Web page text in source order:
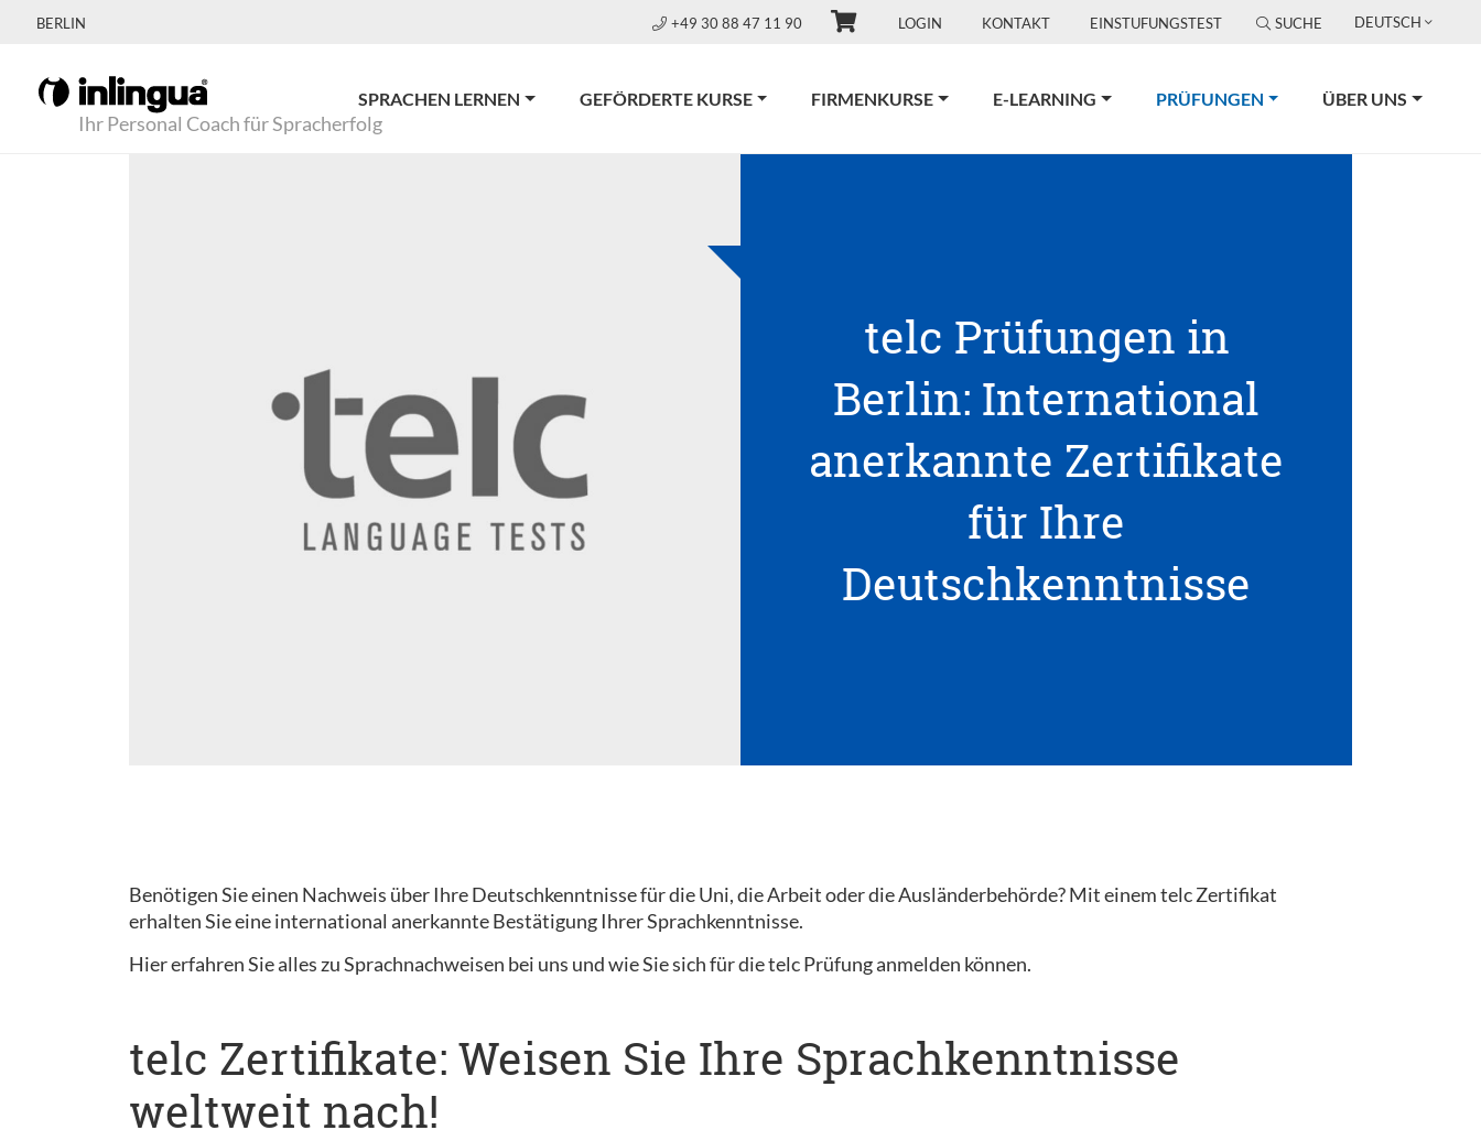
BERLIN +49 30 88 47 11 90 LOGIN KONTAKT EINSTUFUNGSTEST SUCHE DEUTSCH
Ihr Personal Coach für Spracherfolg
SPRACHEN LERNEN GEFÖRDERTE KURSE FIRMENKURSE E-LEARNING PRÜFUNGEN(CURRENT)ÜBER UNS
telc Prüfungen in
Berlin: International
anerkannte Zertifikate
für Ihre
Deutschkenntnisse
Benötigen Sie einen Nachweis über Ihre Deutschkenntnisse für die Uni, die Arbeit oder die Ausländerbehörde? Mit einem telc Zertifikat
erhalten Sie eine international anerkannte Bestätigung Ihrer Sprachkenntnisse.
Hier erfahren Sie alles zu Sprachnachweisen bei uns und wie Sie sich für die telc Prüfung anmelden können.
telc Zertifikate: Weisen Sie Ihre Sprachkenntnisse
weltweit nach!